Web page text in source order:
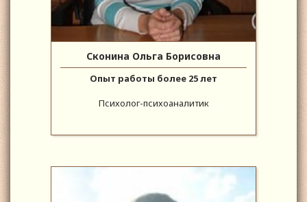
Сконина Ольга Борисовна
Опыт работы более 25 лет
Психолог-психоаналитик